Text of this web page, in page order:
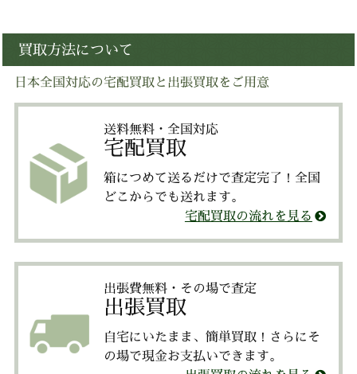
買取方法について
日本全国対応の宅配買取と出張買取をご用意
送料無料・全国対応
宅配買取
箱につめて送るだけで査定完了！全国
どこからでも送れます。
宅配買取の流れを見る
出張費無料・その場で査定
出張買取
自宅にいたまま、簡単買取！さらにそ
の場で現金お支払いできます。